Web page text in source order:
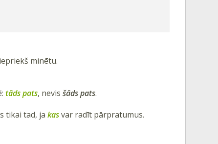
minētu.
tāds pats, nevis šāds pats.
tikai tad, ja kasvar radīt pārpratumus.